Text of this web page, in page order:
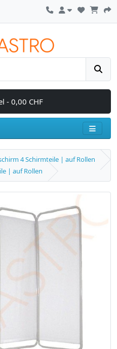
- 0,00 CHF
4 Schirmteile | auf Rollen
| auf Rollen